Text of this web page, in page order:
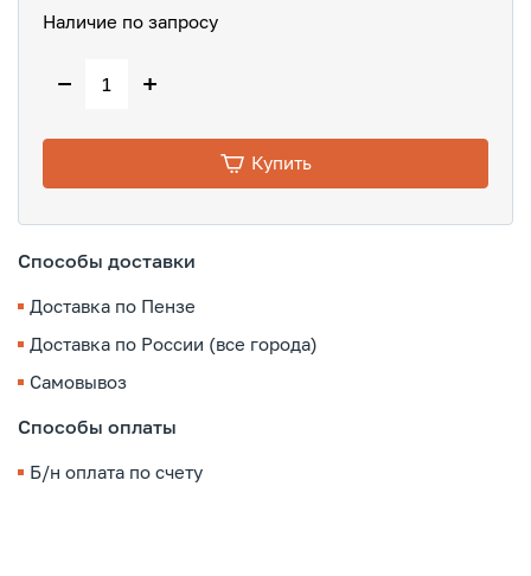
Наличие по запросу
− +
Купить
Способы доставки
Доставка по Пензе
Доставка по России (все города)
Самовывоз
Способы оплаты
Б/н оплата по счету